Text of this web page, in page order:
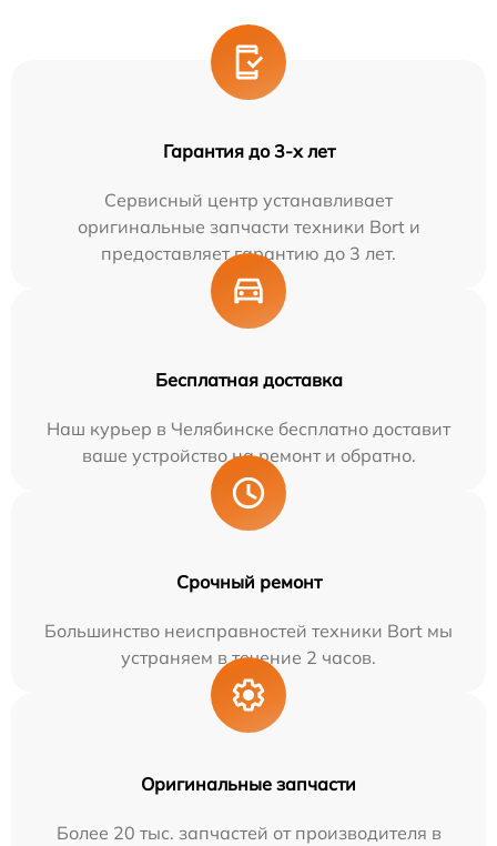
Гарантия до 3-х лет
Сервисный центр устанавливает
оригинальные запчасти техники Bort и
предоставляет гарантию до 3 лет.
Бесплатная доставка
Наш курьер в Челябинске бесплатно доставит
ваше устройство на ремонт и обратно.
Срочный ремонт
Большинство неисправностей техники Bort мы
устраняем в течение 2 часов.
Оригинальные запчасти
Более 20 тыс. запчастей от производителя в